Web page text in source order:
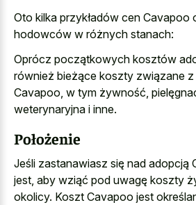
Oto kilka przykładów cen
hodowców w różnych stanach:
Oprócz początkowych kosztów
również bieżące koszty związane z
Cavapoo, w tym żywność,
weterynaryjna i inne.
Położenie
Jeśli zastanawiasz się nad adopcją
jest, aby wziąć pod uwagę koszty
okolicy. Koszt Cavapoo jest